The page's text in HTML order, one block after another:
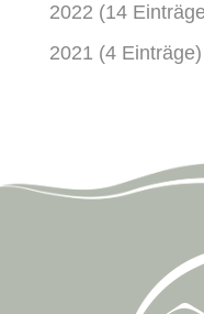
2022 (14
2021 (4 Einträge)